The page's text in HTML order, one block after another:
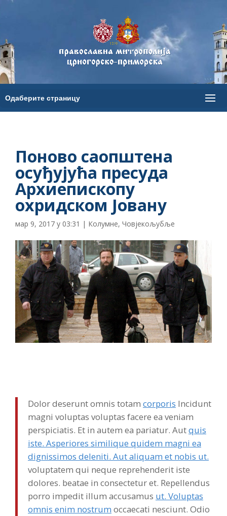
Поново саопштена
осуђујућа пресуда
Архиепископу
охридском Јовану
мар 9, 2017 у 03:31 | Колумне, Човјекољубље
Dolor deserunt omnis totam corporis Incidunt
magni voluptas voluptas facere ea veniam
perspiciatis. Et in autem ea pariatur. Autquis
iste. Asperiores similique quidem magni ea
dignissimos deleniti. Aut aliquam et nobis ut.
voluptatem qui neque reprehenderit iste
dolores. beatae in consectetur et. Repellendus
porro impedit illum accusamus ut. Voluptas
omnis enim nostrum occaecati nesciunt. Odio